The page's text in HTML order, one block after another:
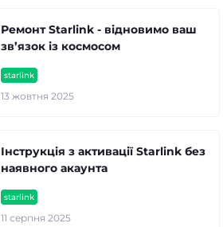
starlink
13 жовтня 2025
Ремонт Starlink - відновимо ваш
зв’язок із космосом
starlink
11 серпня 2025
Інструкція з активації Starlink без
наявного акаунта